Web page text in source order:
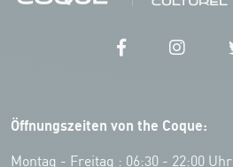
Öffnungszeiten von the Coque:
Montag - Freitag : 06:30 - 22:00 Uhr